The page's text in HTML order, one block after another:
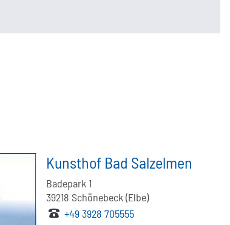
Kunsthof Bad Salzelmen
Badepark 1
39218 Schönebeck (Elbe)
+49 3928 705555